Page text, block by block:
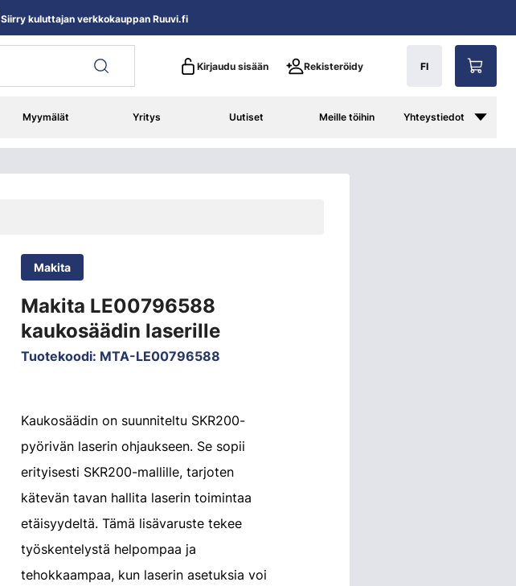
Kirjaudu sisään Rekisteröidy FI
Myymälät Yritys Uutiset Meille töihin Yhteystiedot
Siirry kuluttajan verkkokauppan Ruuvi.fi
Makita
Makita LE00796588
kaukosäädin laserille
Tuotekoodi: MTA-LE00796588
Kaukosäädin on suunniteltu SKR200-
pyörivän laserin ohjaukseen. Se sopii
erityisesti SKR200-mallille, tarjoten
kätevän tavan hallita laserin toimintaa
etäisyydeltä. Tämä lisävaruste tekee
työskentelystä helpompaa ja
tehokkaampaa, kun laserin asetuksia voi